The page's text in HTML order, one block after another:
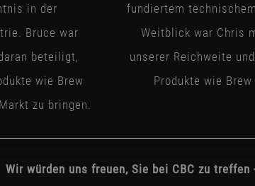
in der
Bruce war
beteiligt,
wie Brew
zu bringen.
fundiertem
Weitblick war Chris
unserer Reichweite
Produkte wie
Wir würden uns freuen, Sie bei CBC zu